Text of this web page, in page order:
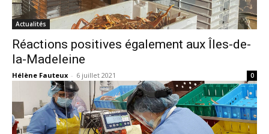
Actualités
Réactions positives également aux Îles-de-
la-Madeleine
Hélène Fauteux - 6 juillet 2021 0